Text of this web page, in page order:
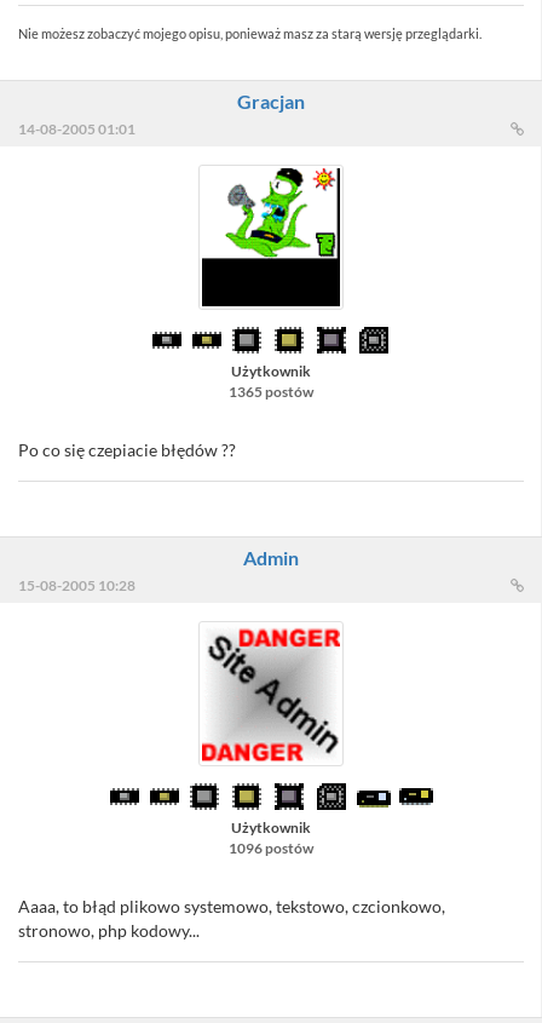
Nie możesz zobaczyć mojego opisu, ponieważ masz za starą wersję przeglądarki.
Gracjan
14-08-2005 01:01
Użytkownik
1365 postów
Po co się czepiacie błędów ??
Admin
15-08-2005 10:28
Użytkownik
1096 postów
Aaaa, to błąd plikowo systemowo, tekstowo, czcionkowo,
stronowo, php kodowy...